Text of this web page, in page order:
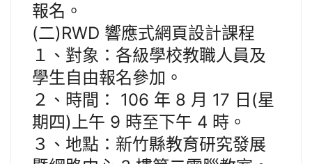
報名。
(二)RWD 響應式網頁設計課程
１、對象：各級學校教職人員及
學生自由報名參加。
２、時間： 106 年 8 月 17 日(星
期四)上午 9 時至下午 4 時。
３、地點：新竹縣教育研究發展